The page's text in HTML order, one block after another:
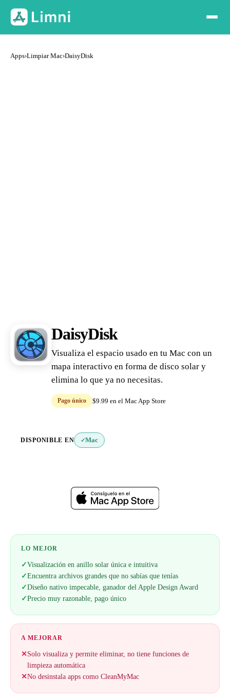
Apps›Limpiar Mac›DaisyDisk
DaisyDisk
Visualiza el espacio usado en tu Mac con un
mapa interactivo en forma de disco solar y
elimina lo que ya no necesitas.
Pago único $9.99 en el Mac App Store
DISPONIBLE EN ✓Mac
LO MEJOR
✓Visualización en anillo solar única e intuitiva
✓Encuentra archivos grandes que no sabías que tenías
✓Diseño nativo impecable, ganador del Apple Design Award
✓Precio muy razonable, pago único
A MEJORAR
✕Solo visualiza y permite eliminar, no tiene funciones de
limpieza automática
✕No desinstala apps como CleanMyMac